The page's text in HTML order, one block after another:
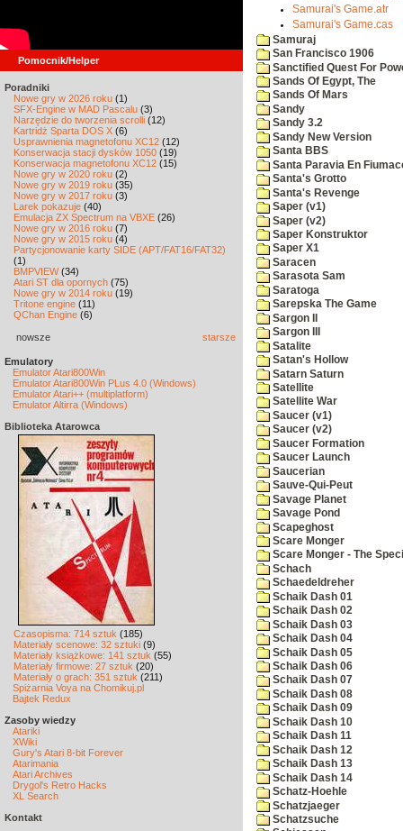
Pomocnik/Helper
Poradniki
Nowe gry w 2026 roku (1)
SFX-Engine w MAD Pascalu (3)
Narzędzie do tworzenia scrolli (12)
Kartridż Sparta DOS X (6)
Usprawnienia magnetofonu XC12 (12)
Konserwacja stacji dysków 1050 (19)
Konserwacja magnetofonu XC12 (15)
Nowe gry w 2020 roku (2)
Nowe gry w 2019 roku (35)
Nowe gry w 2017 roku (3)
Larek pokazuje (40)
Emulacja ZX Spectrum na VBXE (26)
Nowe gry w 2016 roku (7)
Nowe gry w 2015 roku (4)
Partycjonowanie karty SIDE (APT/FAT16/FAT32)
(1)
BMPVIEW(34)
Atari ST dla opornych (75)
Nowe gry w 2014 roku (19)
Tritone engine (11)
QChan Engine (6)
nowsze starsze
Emulatory
Emulator Atari800Win
Emulator Atari800Win PLus 4.0 (Windows)
Emulator Atari++ (multiplatform)
Emulator Altirra (Windows)
Biblioteka Atarowca
Czasopisma: 714 sztuk (185)
Materiały scenowe: 32 sztuki (9)
Materiały książkowe: 141 sztuk (55)
Materiały firmowe: 27 sztuk (20)
Materiały o grach: 351 sztuk (211)
Spiżarnia Voya na Chomikuj.pl
Bajtek Redux
Zasoby wiedzy
Atariki
XWiki
Gury's Atari 8-bit Forever
Atarimania
Atari Archives
Drygol's Retro Hacks
XL Search
Kontakt
Samurai's Game.atr
Samurai's Game.cas
Samuraj
San Francisco 1906
Sanctified Quest For
Sands Of Egypt, The
Sands Of Mars
Sandy
Sandy 3.2
Sandy New Version
Santa BBS
Santa Paravia En
Santa's Grotto
Santa's Revenge
Saper (v1)
Saper (v2)
Saper Konstruktor
Saper X1
Saracen
Sarasota Sam
Saratoga
Sarepska The Game
Sargon II
Sargon III
Satalite
Satan's Hollow
Satarn Saturn
Satellite
Satellite War
Saucer (v1)
Saucer (v2)
Saucer Formation
Saucer Launch
Saucerian
Sauve-Qui-Peut
Savage Planet
Savage Pond
Scapeghost
Scare Monger
Scare Monger - The
Schach
Schaedeldreher
Schaik Dash 01
Schaik Dash 02
Schaik Dash 03
Schaik Dash 04
Schaik Dash 05
Schaik Dash 06
Schaik Dash 07
Schaik Dash 08
Schaik Dash 09
Schaik Dash 10
Schaik Dash 11
Schaik Dash 12
Schaik Dash 13
Schaik Dash 14
Schatz-Hoehle
Schatzjaeger
Schatzsuche